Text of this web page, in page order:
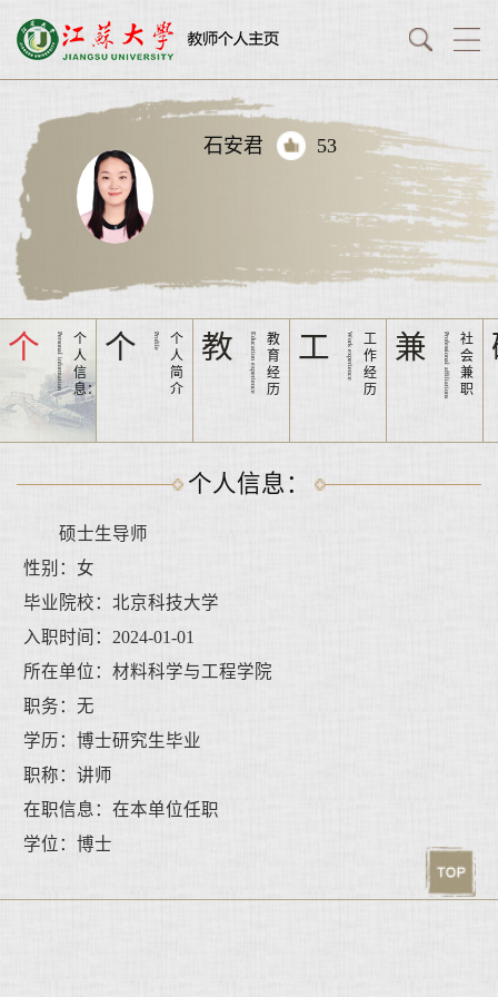
石安君 53
个 Personal information
个
人
信
息：
个 Profile
个
人
简
介
教 Education experience
教
育
经
历
工 Work experience
工
作
经
历
兼 Professional affiliations
社
会
兼
职
个人信息：
硕士生导师
性别：女
毕业院校：北京科技大学
入职时间：2024-01-01
所在单位：材料科学与工程学院
职务：无
学历：博士研究生毕业
职称：讲师
在职信息：在本单位任职
学位：博士